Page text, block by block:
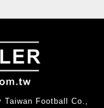
Football Co.,